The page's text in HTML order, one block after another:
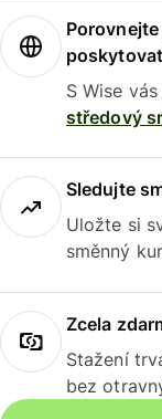
S Wise
středový
Sledujte
Uložte si
směnný
Zcela
Stažení
bez